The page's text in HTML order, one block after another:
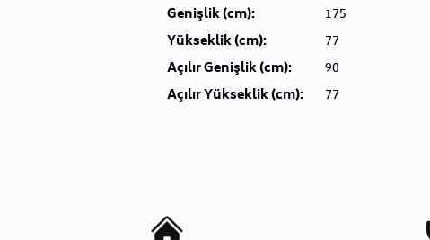
Genişlik (cm):
175
Yükseklik (cm):
77
Açılır Genişlik (cm):
90
Açılır Yükseklik (cm): 77